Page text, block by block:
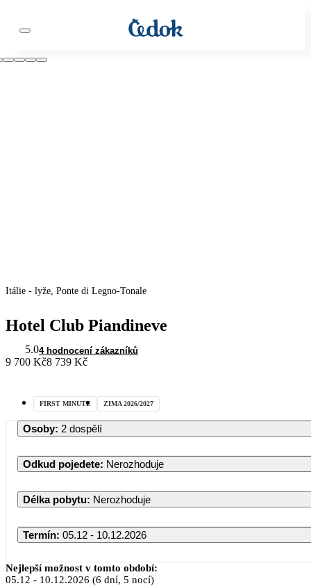
Itálie - lyže, Ponte di Legno-Tonale
Hotel Club Piandineve
5.04 hodnocení zákazníků
9 700 Kč8 739 Kč
FIRST MINUTE ZIMA 2026/2027
Osoby: 2 dospělí
Odkud pojedete: Nerozhoduje
Délka pobytu: Nerozhoduje
Termín: 05.12 - 10.12.2026
Prosinec 2026
Nejlepší možnost v tomto období:
05.12 - 10.12.2026 (6 dní, 5 nocí)